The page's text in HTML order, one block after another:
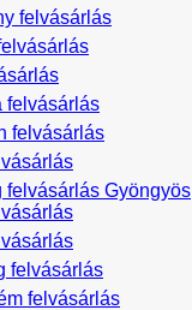
felvásárlás
felvásárlás
felvásárlás
felvásárlás Gyöngyös
felvásárlás
felvásárlás